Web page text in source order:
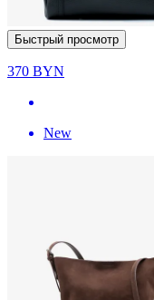
Быстрый просмотр
370 BYN
New